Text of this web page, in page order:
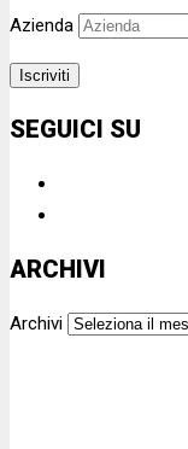
Azienda
SEGUICI SU
ARCHIVI
Archivi